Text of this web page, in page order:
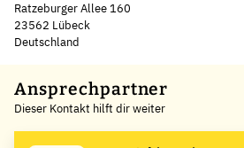
Ratzeburger Allee 160
23562 Lübeck
Deutschland
+
−
Ansprechpartner
Dieser Kontakt hilft dir weiter